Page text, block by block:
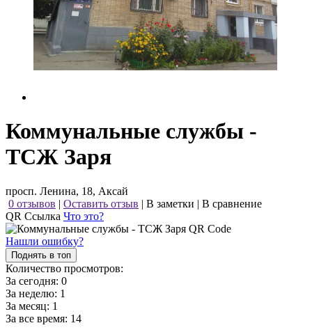
Коммунальные службы -
ТСЖ Заря
просп. Ленина, 18, Аксай
0 отзывов | Оставить отзыв | В заметки | В сравнение
QR Ссылка Что это?
Нашли ошибку?
Поднять в топ
Количество просмотров:
За сегодня: 0
За неделю: 1
За месяц: 1
За все время: 14